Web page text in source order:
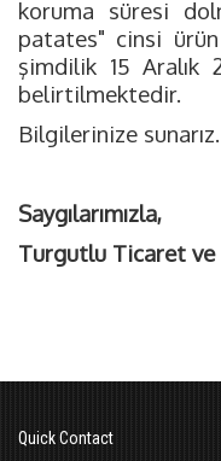
koruma süresi
patates" cinsi
şimdilik 15 Aralık
belirtilmektedir.
Bilgilerinize sunarız.
Saygılarımızla,
Turgutlu Ticaret ve
Quick Contact